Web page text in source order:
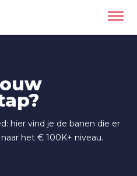
hier vind je de banen die er
het € 100K+ niveau.